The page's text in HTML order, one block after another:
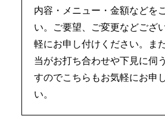
内容・メニュー・金額などを
い。ご要望、ご変更などござ
軽にお申し付けください。ま
当がお打ち合わせや下見に伺
すのでこちらもお気軽にお申
い。